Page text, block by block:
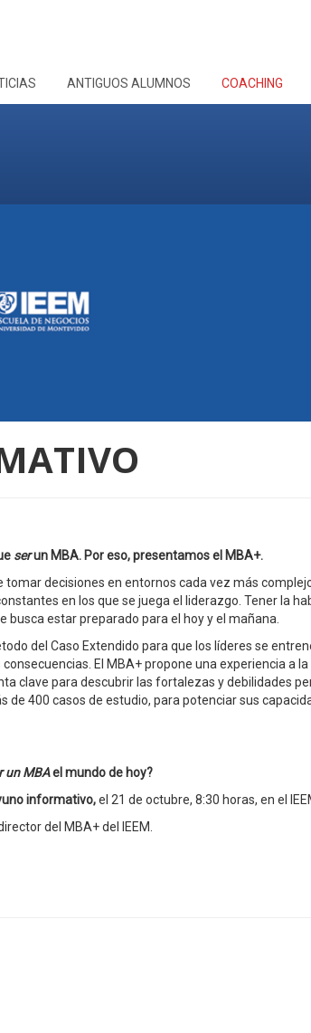
ANTIGUOS ALUMNOS COACHING
serun MBA. Por eso, presentamos el MBA+.
tomar decisiones en entornos cada vez más
en los que se juega el liderazgo. Tener la
estar preparado para el hoy y el mañana.
del Caso Extendido para que los líderes se
El MBA+ propone una experiencia a
clave para descubrir las fortalezas y debilidades
de 400 casos de estudio, para potenciar sus
un MBAel mundo de hoy?
informativo,el 21 de octubre, 8:30 horas, en el
del MBA+ del IEEM.